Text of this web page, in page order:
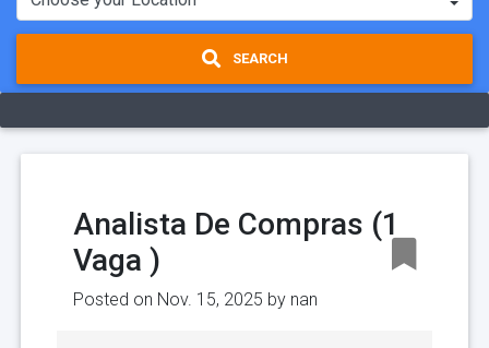
SEARCH
Analista De Compras (1
Vaga )
Posted on Nov. 15, 2025 by nan